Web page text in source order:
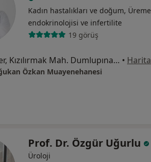
Kadın hastalıkları ve doğum, Üreme
endokrinolojisi ve i̇nfertilite
19 görüş
YDA Center, Kızılırmak Mah. Dumlupınar Bulv., Ankara • Harita
Özkan Muayenehanesi
Prof. Dr. Özgür Uğurlu
Üroloji